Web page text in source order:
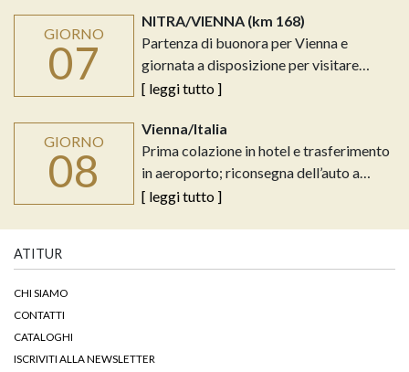
GIORNO
07
NITRA/VIENNA (km 168)
Partenza di buonora per Vienna e
giornata a disposizione per visitare…
[ leggi tutto ]
GIORNO
08
Vienna/Italia
Prima colazione in hotel e trasferimento
in aeroporto; riconsegna dell’auto a…
[ leggi tutto ]
ATITUR
CHI SIAMO
CONTATTI
CATALOGHI
ISCRIVITI ALLA NEWSLETTER